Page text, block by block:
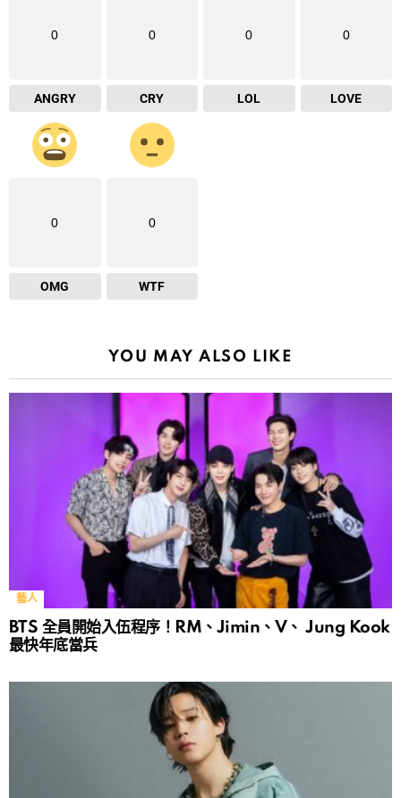
0
ANGRY
0
CRY
0
LOL
0
LOVE
0
OMG
0
WTF
YOU MAY ALSO LIKE
藝人
BTS 全員開始入伍程序！RM、Jimin、V、 Jung Kook
最快年底當兵